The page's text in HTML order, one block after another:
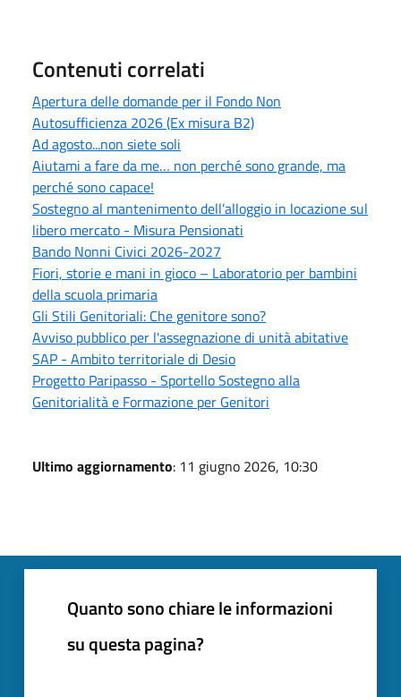
Contenuti correlati
Apertura delle domande per il Fondo Non
Autosufficienza 2026 (Ex misura B2)
Ad agosto...non siete soli
Aiutami a fare da me… non perché sono grande, ma
perché sono capace!
Sostegno al mantenimento dell’alloggio in locazione sul
libero mercato - Misura Pensionati
Bando Nonni Civici 2026-2027
Fiori, storie e mani in gioco – Laboratorio per bambini
della scuola primaria
Gli Stili Genitoriali: Che genitore sono?
Avviso pubblico per l'assegnazione di unità abitative
SAP - Ambito territoriale di Desio
Progetto Paripasso - Sportello Sostegno alla
Genitorialità e Formazione per Genitori
Ultimo aggiornamento: 11 giugno 2026, 10:30
Quanto sono chiare le informazioni
su questa pagina?